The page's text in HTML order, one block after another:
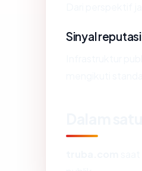
Sinyal reputasi